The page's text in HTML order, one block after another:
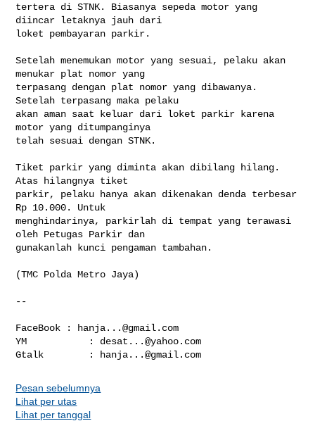
tertera di STNK. Biasanya sepeda motor yang
diincar letaknya jauh dari
loket pembayaran parkir.
Setelah menemukan motor yang sesuai, pelaku akan
menukar plat nomor yang
terpasang dengan plat nomor yang dibawanya.
Setelah terpasang maka pelaku
akan aman saat keluar dari loket parkir karena
motor yang ditumpanginya
telah sesuai dengan STNK.
Tiket parkir yang diminta akan dibilang hilang.
Atas hilangnya tiket
parkir, pelaku hanya akan dikenakan denda terbesar
Rp 10.000. Untuk
menghindarinya, parkirlah di tempat yang terawasi
oleh Petugas Parkir dan
gunakanlah kunci pengaman tambahan.
(TMC Polda Metro Jaya)
--
FaceBook :
hanja...@gmail.com
YM           : desat...@yahoo.com
Gtalk        :
hanja...@gmail.com
Pesan sebelumnya
Lihat per utas
Lihat per tanggal